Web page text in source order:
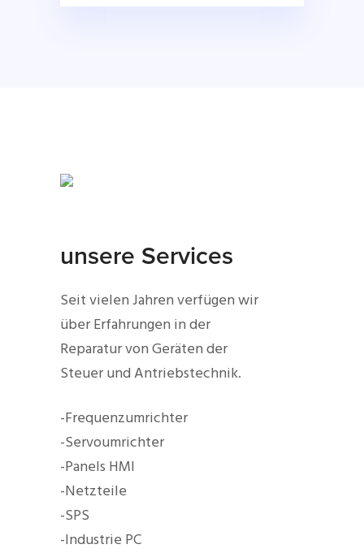
unsere Services
Seit vielen Jahren verfügen wir
über Erfahrungen in der
Reparatur von Geräten der
Steuer und Antriebstechnik.
-Frequenzumrichter
-Servoumrichter
-Panels HMI
-Netzteile
-SPS
-Industrie PC